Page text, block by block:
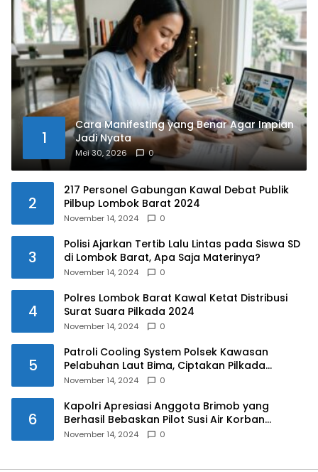
1
Cara Manifesting yang Benar Agar Impian
Jadi Nyata
Mei 30, 2026 0
2
217 Personel Gabungan Kawal Debat Publik
Pilbup Lombok Barat 2024
November 14, 2024 0
3
Polisi Ajarkan Tertib Lalu Lintas pada Siswa SD
di Lombok Barat, Apa Saja Materinya?
November 14, 2024 0
4
Polres Lombok Barat Kawal Ketat Distribusi
Surat Suara Pilkada 2024
November 14, 2024 0
5
Patroli Cooling System Polsek Kawasan
Pelabuhan Laut Bima, Ciptakan Pilkada
Serentak 2024 yang Aman dan Damai
November 14, 2024 0
6
Kapolri Apresiasi Anggota Brimob yang
Berhasil Bebaskan Pilot Susi Air Korban
Penyanderaan KKB
November 14, 2024 0